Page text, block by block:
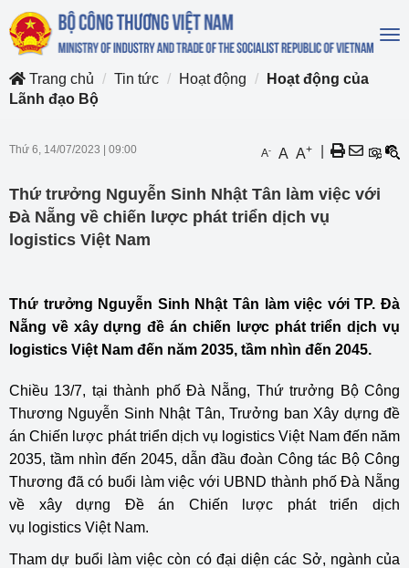
Trang chủ
Tin tức Hoạt động
Hoạt động của
Lãnh đạo Bộ
Thứ 6, 14/07/2023 09:00 A- A A+
Thứ trưởng Nguyễn Sinh Nhật Tân làm việc với
Đà Nẵng về chiến lược phát triển dịch vụ
logistics Việt Nam
Thứ trưởng Nguyễn Sinh Nhật Tân làm việc với TP. Đà
Nẵng về xây dựng đề án chiến lược phát triển dịch vụ
logistics Việt Nam đến năm 2035, tầm nhìn đến 2045.
Chiều 13/7, tạithành phố Đà Nẵng, Thứ trưởng Bộ Công
Thương Nguyễn Sinh Nhật Tân, Trưởng ban Xây dựng đề
án Chiến lược phát triển dịch vụ logistics Việt Nam đến năm
2035, tầm nhìn đến 2045, dẫn đầu đoàn Công tác Bộ Công
Thương đã có buổi làm việc với UBND thành phố Đà Nẵng
về xây dựng Đề án Chiến lược phát triển dịch
vụ logistics Việt Nam.
Tham dự buổi làm việc còn có đại diện các Sở, ngành của